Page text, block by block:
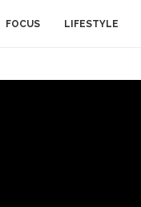
FOCUS LIFESTYLE